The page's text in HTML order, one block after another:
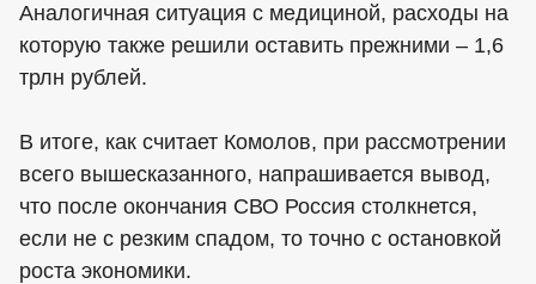
Аналогичная ситуация с медициной, расходы на
которую также решили оставить прежними – 1,6
трлн рублей.
В итоге, как считает Комолов, при рассмотрении
всего вышесказанного, напрашивается вывод,
что после окончания СВО Россия столкнется,
если не с резким спадом, то точно с остановкой
роста экономики.